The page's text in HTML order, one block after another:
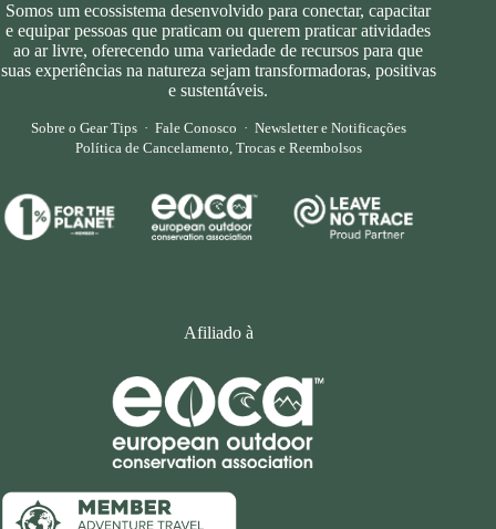
Somos um ecossistema desenvolvido para conectar, capacitar
e equipar pessoas que praticam ou querem praticar atividades
ao ar livre, oferecendo uma variedade de recursos para que
suas experiências na natureza sejam transformadoras, positivas
e sustentáveis.
Sobre o Gear Tips· Fale Conosco · Newsletter e Notificações
Política de Cancelamento, Trocas e Reembolsos
Afiliado à